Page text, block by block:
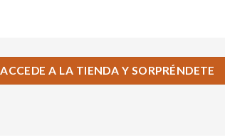
ACCEDE A LA TIENDA Y SORPRÉNDETE